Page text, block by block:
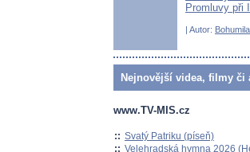
Promluvy při
| Autor:
Nejnovější videa, filmy či
www.TV-MIS.cz
:: Svatý Patriku (píseň)
:: Velehradská hymna 2026